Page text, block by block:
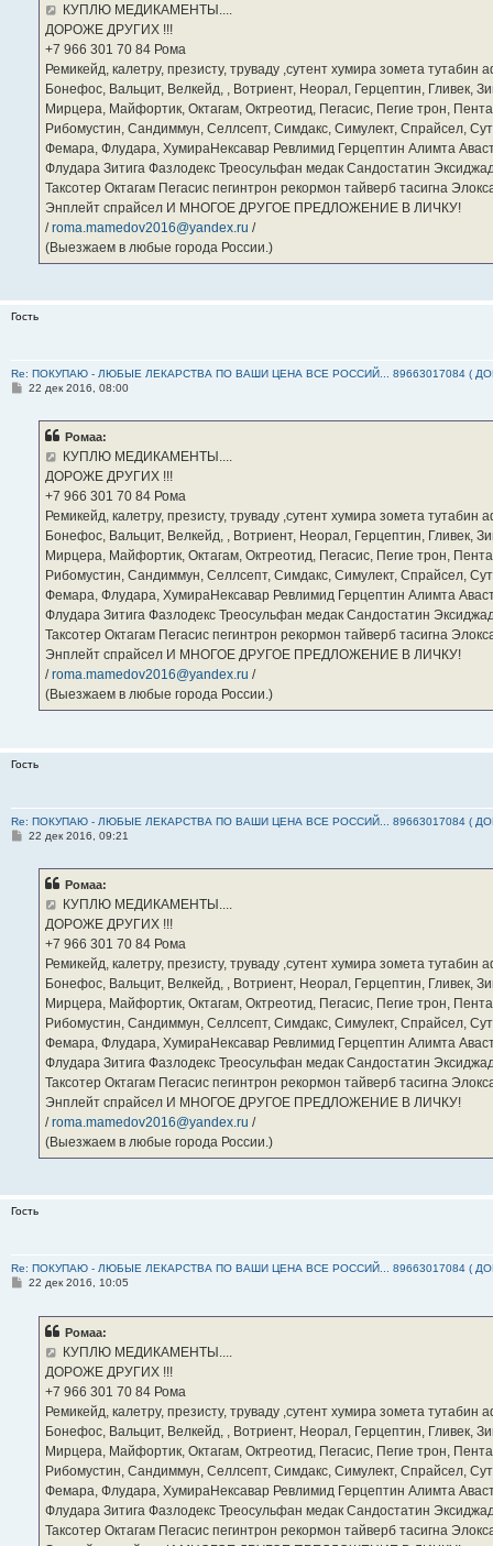
КУПЛЮ МЕДИКАМЕНТЫ....
ДОРОЖЕ ДРУГИХ !!!
‪+7 966 301 70 84‬ Рома
Ремикейд, калетру, презисту, труваду ,сутент хумира зомета
Бонефос, Вальцит, Велкейд, , Вотриент, Неорал, Герцептин, Гливек,
Мирцера, Майфортик, Октагам, Октреотид, Пегасис, Пегие трон,
Рибомустин, Сандиммун, Селлсепт, Симдакс, Симулект, Спрайсел,
Фемара, Флудара, ХумираНексавар Ревлимид Герцептин Алимта
Флудара Зитига Фазлодекс Треосульфан медак Сандостатин
Таксотер Октагам Пегасис пегинтрон рекормон тайверб тасигна
Энплейт спрайсел И МНОГОЕ ДРУГОЕ ПРЕДЛОЖЕНИЕ В ЛИЧКУ!
/roma.mamedov2016@yandex.ru /
(Выезжаем в любые города России.)
Гость
Re: ПОКУПАЮ - ЛЮБЫЕ ЛЕКАРСТВА ПО ВАШИ ЦЕНА ВСЕ РОССИЙ... 89663017084 (
С22 дек 2016, 08:00
Ромаа:
КУПЛЮ МЕДИКАМЕНТЫ....
ДОРОЖЕ ДРУГИХ !!!
‪+7 966 301 70 84‬ Рома
Ремикейд, калетру, презисту, труваду ,сутент хумира зомета
Бонефос, Вальцит, Велкейд, , Вотриент, Неорал, Герцептин, Гливек,
Мирцера, Майфортик, Октагам, Октреотид, Пегасис, Пегие трон,
Рибомустин, Сандиммун, Селлсепт, Симдакс, Симулект, Спрайсел,
Фемара, Флудара, ХумираНексавар Ревлимид Герцептин Алимта
Флудара Зитига Фазлодекс Треосульфан медак Сандостатин
Таксотер Октагам Пегасис пегинтрон рекормон тайверб тасигна
Энплейт спрайсел И МНОГОЕ ДРУГОЕ ПРЕДЛОЖЕНИЕ В ЛИЧКУ!
/roma.mamedov2016@yandex.ru /
(Выезжаем в любые города России.)
Гость
Re: ПОКУПАЮ - ЛЮБЫЕ ЛЕКАРСТВА ПО ВАШИ ЦЕНА ВСЕ РОССИЙ... 89663017084 (
С22 дек 2016, 09:21
Ромаа:
КУПЛЮ МЕДИКАМЕНТЫ....
ДОРОЖЕ ДРУГИХ !!!
‪+7 966 301 70 84‬ Рома
Ремикейд, калетру, презисту, труваду ,сутент хумира зомета
Бонефос, Вальцит, Велкейд, , Вотриент, Неорал, Герцептин, Гливек,
Мирцера, Майфортик, Октагам, Октреотид, Пегасис, Пегие трон,
Рибомустин, Сандиммун, Селлсепт, Симдакс, Симулект, Спрайсел,
Фемара, Флудара, ХумираНексавар Ревлимид Герцептин Алимта
Флудара Зитига Фазлодекс Треосульфан медак Сандостатин
Таксотер Октагам Пегасис пегинтрон рекормон тайверб тасигна
Энплейт спрайсел И МНОГОЕ ДРУГОЕ ПРЕДЛОЖЕНИЕ В ЛИЧКУ!
/roma.mamedov2016@yandex.ru /
(Выезжаем в любые города России.)
Гость
Re: ПОКУПАЮ - ЛЮБЫЕ ЛЕКАРСТВА ПО ВАШИ ЦЕНА ВСЕ РОССИЙ... 89663017084 (
С22 дек 2016, 10:05
Ромаа:
КУПЛЮ МЕДИКАМЕНТЫ....
ДОРОЖЕ ДРУГИХ !!!
‪+7 966 301 70 84‬ Рома
Ремикейд, калетру, презисту, труваду ,сутент хумира зомета
Бонефос, Вальцит, Велкейд, , Вотриент, Неорал, Герцептин, Гливек,
Мирцера, Майфортик, Октагам, Октреотид, Пегасис, Пегие трон,
Рибомустин, Сандиммун, Селлсепт, Симдакс, Симулект, Спрайсел,
Фемара, Флудара, ХумираНексавар Ревлимид Герцептин Алимта
Флудара Зитига Фазлодекс Треосульфан медак Сандостатин
Таксотер Октагам Пегасис пегинтрон рекормон тайверб тасигна